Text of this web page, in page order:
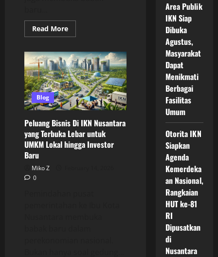
Read MoreRead
more
Bisnis
Baru
Di
IKN
Strategi
Cerdas
Menangkap
Potensi
Ekonomi
Kota
Masa
Depan
Indonesia
Blog
Peluang Bisnis Di IKN Nusantara
yang Terbuka Lebar untuk
UMKM Lokal hingga Investor
Baru
Miko Z
0
Area Publik
IKN Siap
Dibuka
Agustus,
Masyarakat
Dapat
Menikmati
Berbagai
Fasilitas
Umum
Otorita IKN
Siapkan
Agenda
Kemerdeka
an Nasional,
Rangkaian
HUT ke-81
RI
Dipusatkan
di
Nusantara